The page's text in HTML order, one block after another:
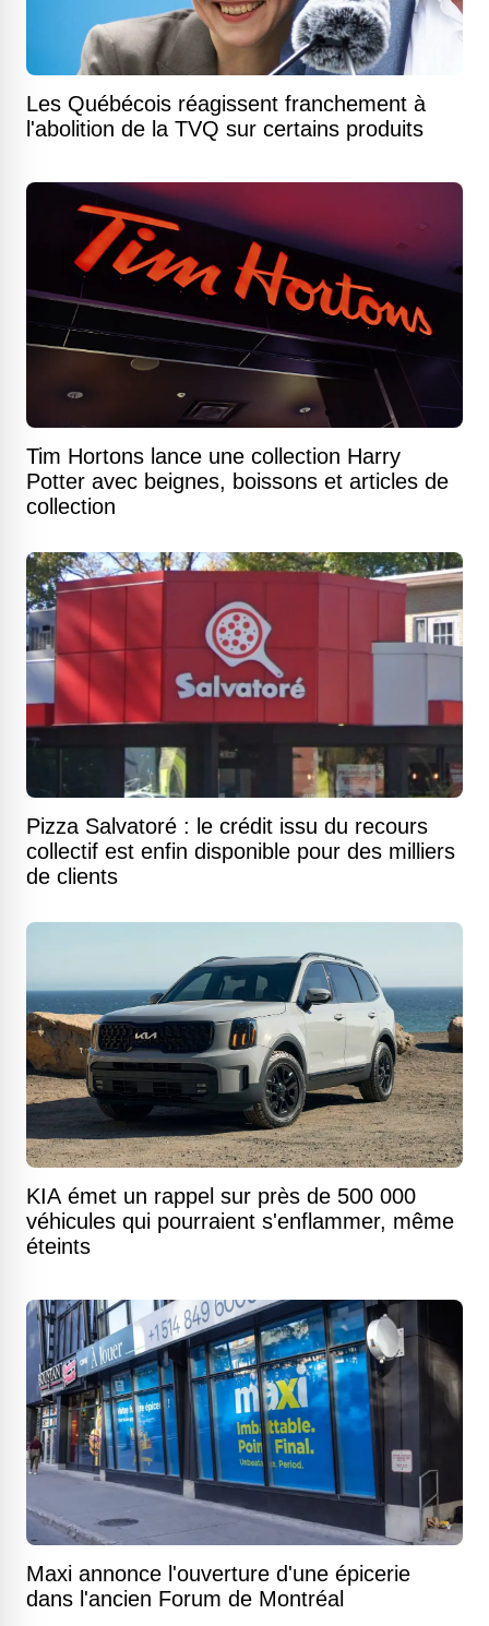
Les Québécois réagissent franchement à
l'abolition de la TVQ sur certains produits
Tim Hortons lance une collection Harry
Potter avec beignes, boissons et articles de
collection
Pizza Salvatoré : le crédit issu du recours
collectif est enfin disponible pour des milliers
de clients
KIA émet un rappel sur près de 500 000
véhicules qui pourraient s'enflammer, même
éteints
Maxi annonce l'ouverture d'une épicerie
dans l'ancien Forum de Montréal